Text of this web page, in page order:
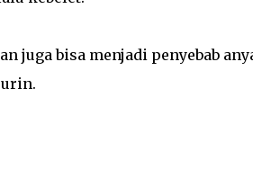
juga bisa menjadi penyebab